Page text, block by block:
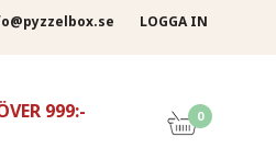
LOGGA IN
999:- 0